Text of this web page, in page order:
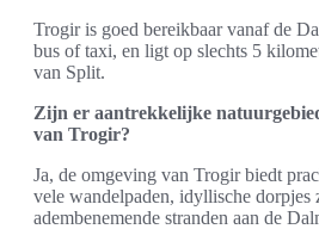
Trogir is goed bereikbaar vanaf de
bus of taxi, en ligt op slechts 5
van Split.
Zijn er aantrekkelijke
van Trogir?
Ja, de omgeving van Trogir biedt
vele wandelpaden, idyllische dorpjes
adembenemende stranden aan de